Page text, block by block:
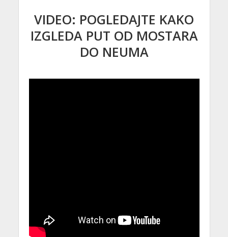
VIDEO: POGLEDAJTE KAKO
IZGLEDA PUT OD MOSTARA
DO NEUMA